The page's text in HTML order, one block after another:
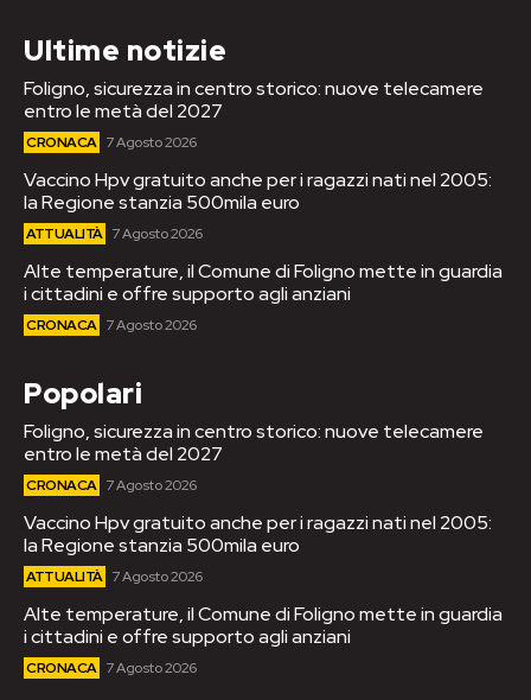
Ultime notizie
Foligno, sicurezza in centro storico: nuove telecamere
entro le metà del 2027
CRONACA 7 Agosto 2026
Vaccino Hpv gratuito anche per i ragazzi nati nel 2005:
la Regione stanzia 500mila euro
ATTUALITÀ 7 Agosto 2026
Alte temperature, il Comune di Foligno mette in guardia
i cittadini e offre supporto agli anziani
CRONACA 7 Agosto 2026
Popolari
Foligno, sicurezza in centro storico: nuove telecamere
entro le metà del 2027
CRONACA 7 Agosto 2026
Vaccino Hpv gratuito anche per i ragazzi nati nel 2005:
la Regione stanzia 500mila euro
ATTUALITÀ 7 Agosto 2026
Alte temperature, il Comune di Foligno mette in guardia
i cittadini e offre supporto agli anziani
CRONACA 7 Agosto 2026